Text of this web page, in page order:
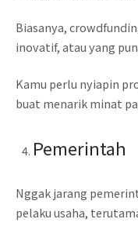
Biasanya,
inovatif, atau yang
Kamu perlu nyiapin
buat menarik minat
Pemerintah
Nggak jarang
pelaku usaha,